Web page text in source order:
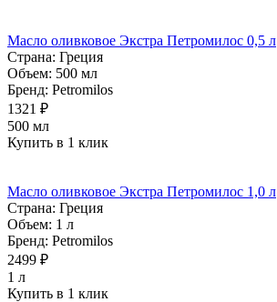
Масло оливковое Экстра Петромилос 0,5 л
Страна: Греция
Объем: 500 мл
Бренд: Petromilos
1321 ₽
500 мл
Купить в 1 клик
Масло оливковое Экстра Петромилос 1,0 л
Страна: Греция
Объем: 1 л
Бренд: Petromilos
2499 ₽
1 л
Купить в 1 клик